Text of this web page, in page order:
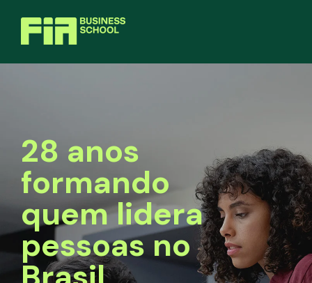
28 anos
formando
quem lidera
pessoas no